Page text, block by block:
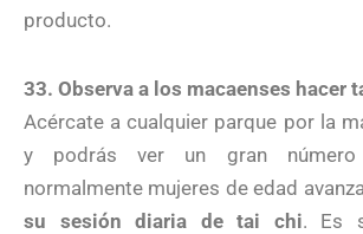
producto.
33. Observa a los macaenses hacer
Acércate a cualquier parque por la
y podrás ver un gran número
normalmente mujeres de edad
su sesión diaria de tai chi. Es